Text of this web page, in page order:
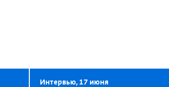
Интервью, 17 июня